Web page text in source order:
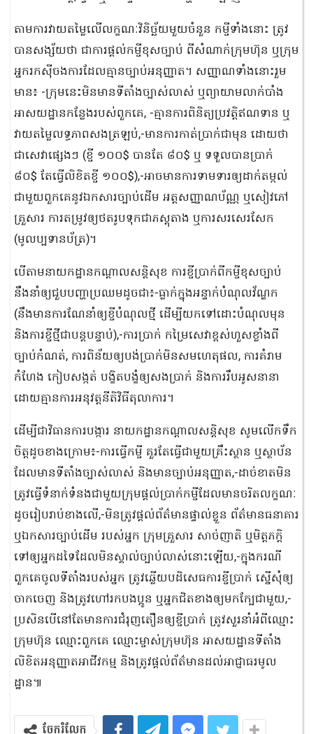
តាមការវាយតម្លៃលើលក្ខណៈវិនិច្ឆ័យមួយចំនួន កម្ចីទាំងនោះ ត្រូវ
បានសង្ស័យថា ជាការផ្ដល់កម្ចីខុសច្បាប់ ពីសំណាក់ក្រុមហ៊ុន ឬក្រុម
អ្នករកស៊ីចងការដែលគ្មានច្បាប់អនុញ្ញាត។ សញ្ញាណទាំងនោះរួម
មាន៖ -ក្រុមនេះមិនមានទីតាំងច្បាស់លាស់ ឬព្យាយាមលាក់បាំង
អាសយដ្ឋានកន្លែងរបស់ពួកគេ, -គ្មានការពិនិត្យប្រវត្តិឥណទាន ឬ
វាយតម្លៃលទ្ធភាពសងត្រឡប់,-មានការកាត់ប្រាក់ជាមុន ដោយថា
ជាសេវាផ្សេងៗ (ខ្ចី ១០០$ បានតែ ៨០$ ឬ ទទួលបានប្រាក់
៨០$ តែធ្វើលិខិតខ្ចី ១០០$),-អាចមានការទាមទារឲ្យដាក់តម្កល់
ជាមួយពួកគេនូវឯកសារច្បាប់ដើម អត្តសញ្ញាណប័ណ្ណ ឬសៀវភៅ
គ្រួសារ ការតម្រូវឲ្យថតរូបទុកជាភស្តុតាង ឬការសរសេរសែក
(មូលប្បទានប័ត្រ)។
បើតាមនាយកដ្ឋានកណ្ដាលសន្ដិសុខ ការខ្ចីប្រាក់ពីកម្ចីខុសច្បាប់
នឹងនាំឲ្យជួបបញ្ហាប្រឈមដូចជា៖-ធ្លាក់ក្នុងអន្ទាក់បំណុលវ័ណ្ឌក
(នឹងមានការណែនាំឲ្យខ្ចីបំណុលថ្មី ដើម្បីយកទៅដោះបំណុលមុន
និងការខ្ចីថ្មីជាបន្តបន្ទាប់),-ការប្រាក់ កម្រៃសេវាខ្ពស់ហួសខ្លាំងពី
ច្បាប់កំណត់, ការពិន័យឲ្យបង់ប្រាក់មិនសមហេតុផល, ការគំរាម
កំហែង កៀបសង្កត់ បង្ខិតបង្ខំឲ្យសងប្រាក់ និងការរឹបអូសនានា
ដោយគ្មានការអនុវត្តនីតិវិធីតុលាការ។
ដើម្បីជាវិធានការបង្ការ នាយកដ្ឋានកណ្ដាលសន្តិសុខ សូមលើកទឹក
ចិត្តដូចខាងក្រោម៖-ការធ្វើកម្ចី គួរតែធ្វើជាមួយគ្រឹះស្ថាន ឬស្ថាប័ន
ដែលមានទីតាំងច្បាស់លាស់ និងមានច្បាប់អនុញ្ញាត,-ដាច់ខាតមិន
ត្រូវធ្វើទំនាក់ទំនងជាមួយក្រុមផ្ដល់ប្រាក់កម្ចីដែលមានចរិតលក្ខណៈ
ដូចរៀបរាប់ខាងលើ,-មិនត្រូវផ្ដល់ព័ត៌មានផ្ទាល់ខ្លួន ព័ត៌មានធនាគារ
ឬឯកសារច្បាប់ដើម របស់អ្នក ក្រុមគ្រួសារ សាច់ញាតិ ឬមិត្តភក្តិ
ទៅឲ្យអ្នកដទៃដែលមិនស្គាល់ច្បាប់លាស់នោះឡើយ,-ក្នុងករណី
ពួកគេចូលទីតាំងរបស់អ្នក ត្រូវឆ្លើយបដិសេធការខ្ចីប្រាក់ ស្នើសុំឲ្យ
ចាកចេញ និងត្រូវហៅរកបងប្អូន ឬអ្នកជិតខាងឲ្យមកក្បែជាមួយ,-
ប្រសិនបើនៅតែមានការជំរុញតឿនឲ្យខ្ចីប្រាក់ ត្រូវសួរនាំអំពីឈ្មោះ
ក្រុមហ៊ុន ឈ្មោះពួកគេ ឈ្មោះម្ចាស់ក្រុមហ៊ុន អាសយដ្ឋានទីតាំង
លិខិតអនុញ្ញាតអាជីវកម្ម និងត្រូវផ្ដល់ព័ត៌មានដល់អាជ្ញាធរមូល
ដ្ឋាន៕
ចែករំលែក